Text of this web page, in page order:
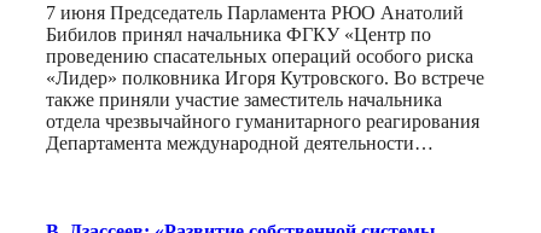
7 июня Председатель Парламента РЮО Анатолий
Бибилов принял начальника ФГКУ «Центр по
проведению спасательных операций особого риска
«Лидер» полковника Игоря Кутровского. Во встрече
также приняли участие заместитель начальника
отдела чрезвычайного гуманитарного реагирования
Департамента международной деятельности…